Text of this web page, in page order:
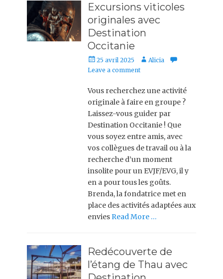
Excursions viticoles
originales avec
Destination
Occitanie
Posted
on
25 avril 2025 Author
Alicia
Leave a comment
Vous recherchez une activité
originale à faire en groupe ?
Laissez-vous guider par
Destination Occitanie ! Que
vous soyez entre amis, avec
vos collègues de travail ou à la
recherche d’un moment
insolite pour un EVJF/EVG, il y
en a pour tous les goûts.
Brenda, la fondatrice met en
place des activités adaptées aux
envies Read More …
Redécouverte de
l’étang de Thau avec